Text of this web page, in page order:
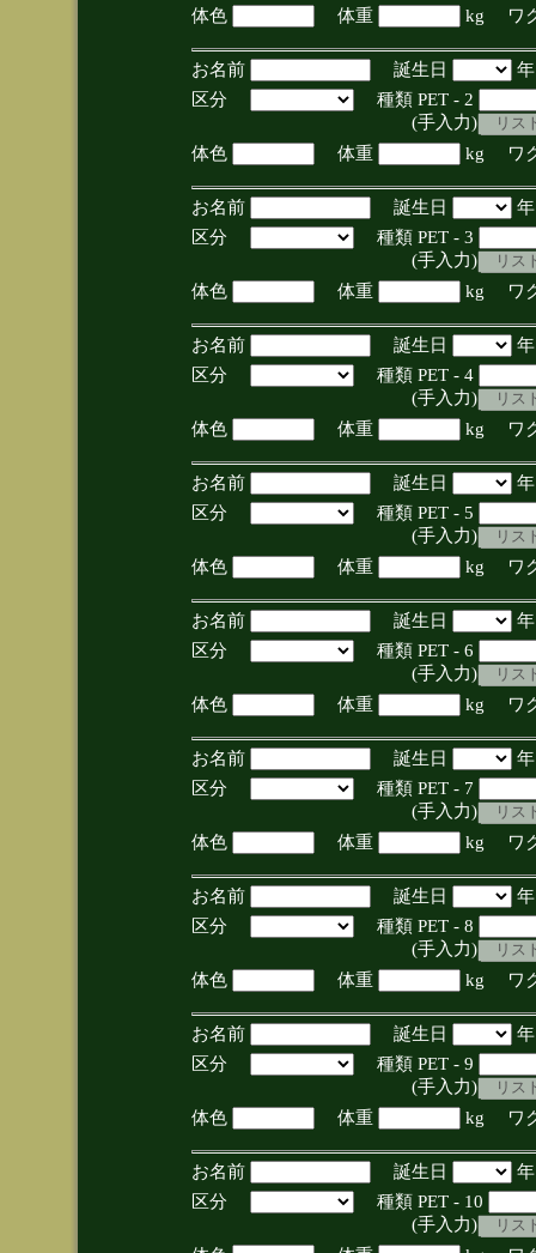
体色
体重 kg ワ
お名前 誕生日
区分
種類 PET - 2
(手入力)
体色
体重 kg ワ
お名前 誕生日
区分
種類 PET - 3
(手入力)
体色
体重 kg ワ
お名前 誕生日
区分
種類 PET - 4
(手入力)
体色
体重 kg ワ
お名前 誕生日
区分
種類 PET - 5
(手入力)
体色
体重 kg ワ
お名前 誕生日
区分
種類 PET - 6
(手入力)
体色
体重 kg ワ
お名前 誕生日
区分
種類 PET - 7
(手入力)
体色
体重 kg ワ
お名前 誕生日
区分
種類 PET - 8
(手入力)
体色
体重 kg ワ
お名前 誕生日
区分
種類 PET - 9
(手入力)
体色
体重 kg ワ
お名前 誕生日
区分
種類 PET - 10
(手入力)